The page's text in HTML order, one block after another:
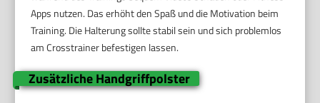
Apps nutzen. Das erhöht den Spaß und die Motivation beim
Training. Die Halterung sollte stabil sein und sich problemlos
am Crosstrainer befestigen lassen.
Zusätzliche Handgriffpolster